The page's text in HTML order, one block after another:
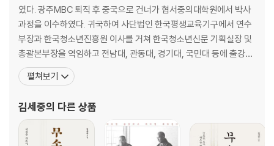
사지에 몰린 후에야 산다
가르칠 만한 가치가 있다
세 번 명령하고 다섯 번 말하다
친구를 위해서라면 죽어도 좋다
한 글자의 값어치가 천금이다
위나라를 포위하여 조나라를 구하다
공무에 충실하고 법을 지킨다
원숭이가 갓을 쓰다
뜻을 이루고 나서 우쭐거리고 뽐내다
였다. 광주MBC 퇴직 후 중국으로 건너가 협서중의대학원에서 박사
과정을 이수하였다. 귀국하여 사단법인 한국평생교육기구에서 연수
부장과 한국청소년진흥원 이사를 거쳐 한국청소년신문 기획실장 및
총괄본부장을 역임하고 전남대, 관동대, 경기대, 국민대 등에 출강하
기도 했다. 현재는 사사편찬연구소의 대표로 있으면서, 한국 기업의
역사와 흥망성쇠, 그리고 업종의 변화와 상품의 진화에 대한 연구와
서와 논술》 《교양의 즐거움》 《인생을 살아가는 지혜》 《긍정의 삶
펼쳐보기
김세중의 다른 상품